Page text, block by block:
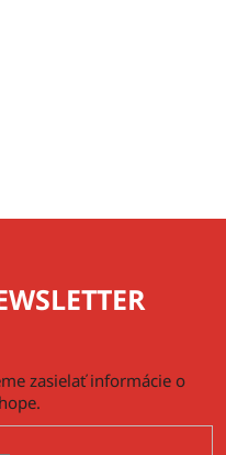
zasielať informácie o